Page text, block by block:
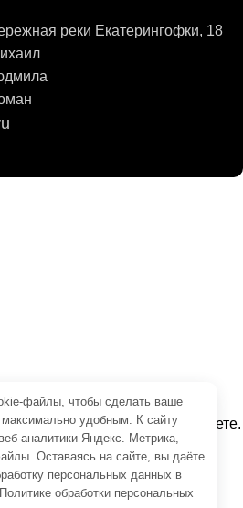
реки Екатерингофки, 18
товары, которые вы ищете.
файлы, чтобы сделать ваше
удобным. К cайту
аналитики Яндекс. Метрика,
Оставаясь на сайте, вы даёте
персональных данных в
Политике обработки персональных